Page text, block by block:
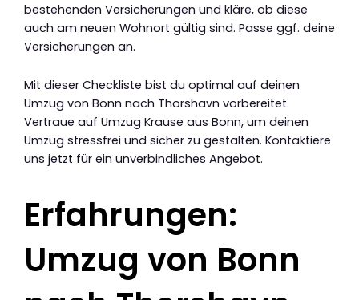
bestehenden Versicherungen und kläre, ob diese
auch am neuen Wohnort gültig sind. Passe ggf. deine
Versicherungen an.
Mit dieser Checkliste bist du optimal auf deinen
Umzug von Bonn nach Thorshavn vorbereitet.
Vertraue auf Umzug Krause aus Bonn, um deinen
Umzug stressfrei und sicher zu gestalten. Kontaktiere
uns jetzt für ein unverbindliches Angebot.
Erfahrungen:
Umzug von Bonn